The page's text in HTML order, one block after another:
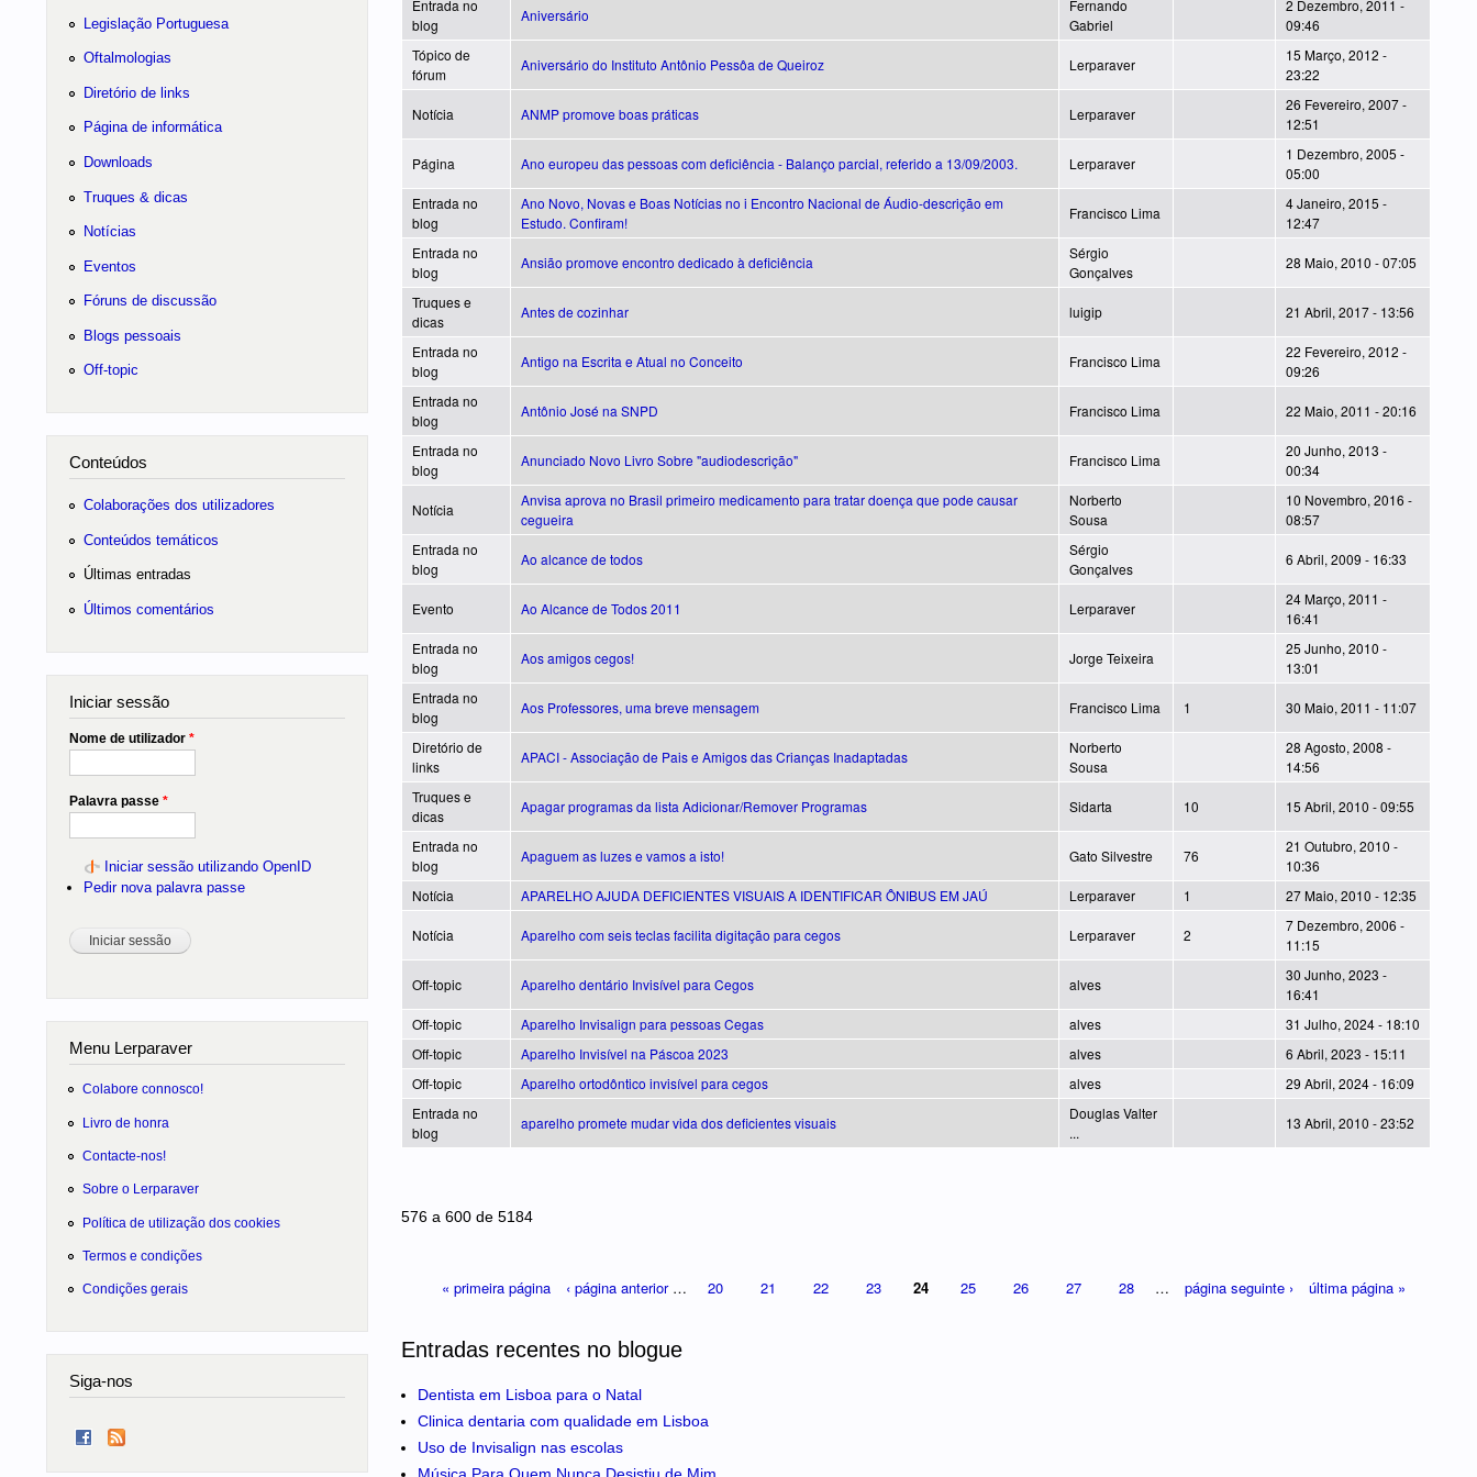
Entrada no
blog
Aniversário
Fernando
Gabriel
2 Dezembro, 2011 -
09:46
Tópico de
fórum
Aniversário do Instituto Antônio Pessôa de Queiroz Lerparaver
15 Março, 2012 -
23:22
Notícia ANMP promove boas práticas Lerparaver
26 Fevereiro, 2007 -
12:51
Página Ano europeu das pessoas com deficiência - Balanço parcial, referido a 13/09/2003. Lerparaver
1 Dezembro, 2005 -
05:00
Entrada no
blog
Ano Novo, Novas e Boas Notícias no i Encontro Nacional de Áudio-descrição em
Estudo. Confiram!
Francisco Lima
4 Janeiro, 2015 -
12:47
Entrada no
blog
Ansião promove encontro dedicado à deficiência
Sérgio
Gonçalves
28 Maio, 2010 - 07:05
Truques e
dicas
Antes de cozinhar luigip 21 Abril, 2017 - 13:56
Entrada no
blog
Antigo na Escrita e Atual no Conceito Francisco Lima
22 Fevereiro, 2012 -
09:26
Entrada no
blog
Antônio José na SNPD Francisco Lima 22 Maio, 2011 - 20:16
Entrada no
blog
Anunciado Novo Livro Sobre "audiodescrição" Francisco Lima
20 Junho, 2013 -
00:34
Notícia
Anvisa aprova no Brasil primeiro medicamento para tratar doença que pode causar
cegueira
Norberto
Sousa
10 Novembro, 2016 -
08:57
Entrada no
blog
Ao alcance de todos
Sérgio
Gonçalves
6 Abril, 2009 - 16:33
Evento Ao Alcance de Todos 2011 Lerparaver
24 Março, 2011 -
16:41
Entrada no
blog
Aos amigos cegos! Jorge Teixeira
25 Junho, 2010 -
13:01
Entrada no
blog
Aos Professores, uma breve mensagem Francisco Lima 1 30 Maio, 2011 - 11:07
Diretório de
links
APACI - Associação de Pais e Amigos das Crianças Inadaptadas
Norberto
Sousa
28 Agosto, 2008 -
14:56
Truques e
dicas
Apagar programas da lista Adicionar/Remover Programas Sidarta 10 15 Abril, 2010 - 09:55
Entrada no
blog
Apaguem as luzes e vamos a isto! Gato Silvestre 76
21 Outubro, 2010 -
10:36
Notícia
APARELHO AJUDA DEFICIENTES VISUAIS A IDENTIFICAR ÔNIBUS EM JAÚ Lerparaver 1 27 Maio, 2010 - 12:35
Notícia Aparelho com seis teclas facilita digitação para cegos Lerparaver 2
7 Dezembro, 2006 -
11:15
Off-topic Aparelho dentário Invisível para Cegos alves
30 Junho, 2023 -
16:41
Off-topic
Aparelho Invisalign para pessoas Cegas alves
31 Julho, 2024 - 18:10
Off-topic
Aparelho Invisível na Páscoa 2023 alves
6 Abril, 2023 - 15:11
Off-topic
Aparelho ortodôntico invisível para cegos alves
29 Abril, 2024 - 16:09
Entrada no
blog
aparelho promete mudar vida dos deficientes visuais
Douglas Valter
...
13 Abril, 2010 - 23:52
576 a 600 de 5184
« primeira página ‹ página anterior … 20 21 22 23 24 25 26 27 28 … página seguinte › última página »
Entradas recentes no blogue
Dentista em Lisboa para o Natal
Clinica dentaria com qualidade em Lisboa
Uso de Invisalign nas escolas
Música Para Quem Nunca Desistiu de Mim
Legislação Portuguesa
Oftalmologias
Diretório de links
Página de informática
Downloads
Truques & dicas
Notícias
Eventos
Fóruns de discussão
Blogs pessoais
Off-topic
Conteúdos
Colaborações dos utilizadores
Conteúdos temáticos
Últimas entradas
Últimos comentários
Iniciar sessão
Nome de utilizador *
Palavra passe *
Iniciar sessão utilizando OpenID
Pedir nova palavra passe
Menu Lerparaver
Colabore connosco!
Livro de honra
Contacte-nos!
Sobre o Lerparaver
Política de utilização dos cookies
Termos e condições
Condições gerais
Siga-nos